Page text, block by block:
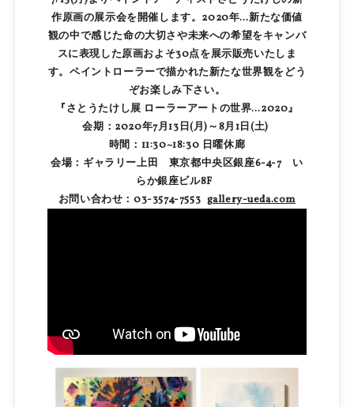
作原画の展示会を開催します。2020年…新たな価値
観の中で感じた命の大切さや未来への希望をキャンバ
スに表現した原画およそ30点を展示販売いたしま
す。ペイントローラーで描かれた新たな世界観をどう
ぞお楽しみ下さい。
『さとうたけし展 ローラーアートの世界…2020』
会期：2020年7月13日(月)～8月1日(土)
時間：11:30~18:30 日曜休廊
会場：ギャラリー上田 東京都中央区銀座6-4-7 い
らか銀座ビル8F
お問い合わせ：03-3574-7553 gallery-ueda.com